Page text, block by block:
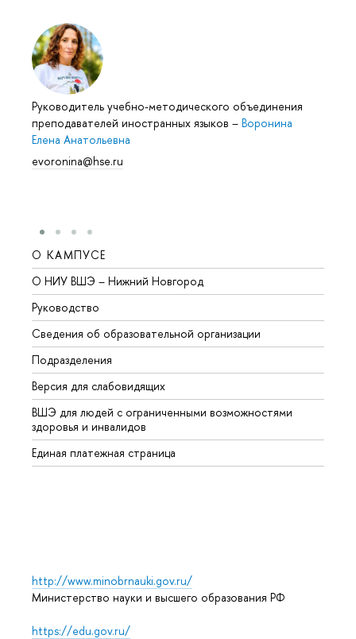
Руководитель учебно-методического объединения
преподавателей иностранных языков – Воронина
Елена Анатольевна
evoronina@hse.ru
О КАМПУСЕ
О НИУ ВШЭ – Нижний Новгород
Руководство
Сведения об образовательной организации
Подразделения
Версия для слабовидящих
ВШЭ для людей с ограниченными возможностями
здоровья и инвалидов
Единая платежная страница
http://www.minobrnauki.gov.ru/
Министерство науки и высшего образования РФ
https://edu.gov.ru/